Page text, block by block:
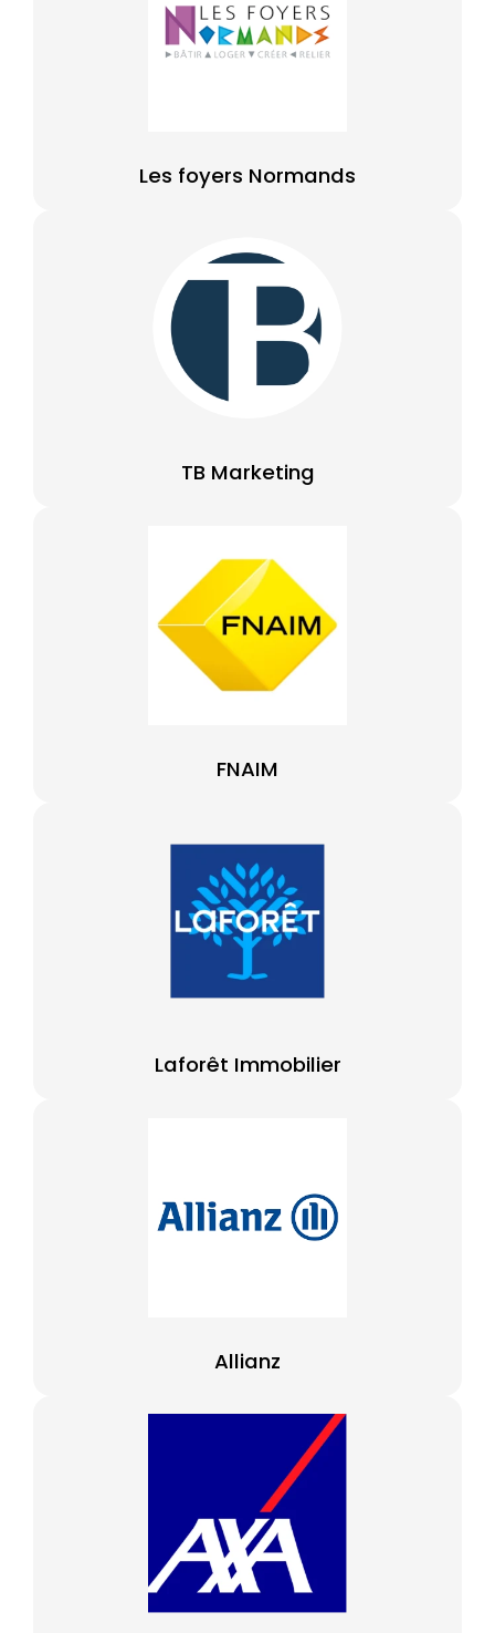
Les foyers Normands
TB Marketing
FNAIM
Laforêt Immobilier
Allianz